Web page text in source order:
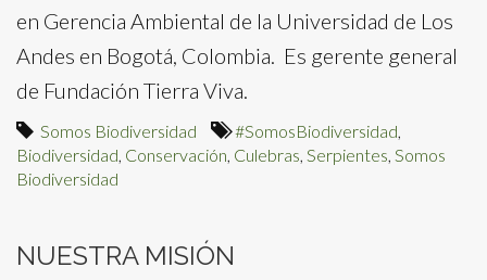
en Gerencia Ambiental de la Universidad de Los
Andes en Bogotá, Colombia. Es gerente general
de Fundación Tierra Viva.
Somos Biodiversidad #SomosBiodiversidad,
Biodiversidad, Conservación, Culebras, Serpientes, Somos
Biodiversidad
NUESTRA MISIÓN